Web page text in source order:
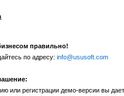
правильно!
по адресу:info@ususoft.com
или регистрации демо-версии вы